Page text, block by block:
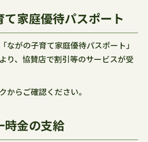
て家庭優待パスポート
ながの子育て家庭優待パスポート」
り、協賛店で割引等のサービスが受
からご確認ください。
時金の支給